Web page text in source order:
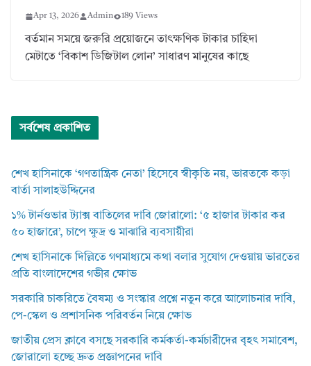
Apr 13, 2026 Admin 189 Views
বর্তমান সময়ে জরুরি প্রয়োজনে তাৎক্ষণিক টাকার চাহিদা
মেটাতে ‘বিকাশ ডিজিটাল লোন’ সাধারণ মানুষের কাছে
সর্বশেষ প্রকাশিত
শেখ হাসিনাকে ‘গণতান্ত্রিক নেতা’ হিসেবে স্বীকৃতি নয়, ভারতকে কড়া
বার্তা সালাহউদ্দিনের
১% টার্নওভার ট্যাক্স বাতিলের দাবি জোরালো: ‘৫ হাজার টাকার কর
৫০ হাজারে’, চাপে ক্ষুদ্র ও মাঝারি ব্যবসায়ীরা
শেখ হাসিনাকে দিল্লিতে গণমাধ্যমে কথা বলার সুযোগ দেওয়ায় ভারতের
প্রতি বাংলাদেশের গভীর ক্ষোভ
সরকারি চাকরিতে বৈষম্য ও সংস্কার প্রশ্নে নতুন করে আলোচনার দাবি,
পে-স্কেল ও প্রশাসনিক পরিবর্তন নিয়ে ক্ষোভ
জাতীয় প্রেস ক্লাবে বসছে সরকারি কর্মকর্তা-কর্মচারীদের বৃহৎ সমাবেশ,
জোরালো হচ্ছে দ্রুত প্রজ্ঞাপনের দাবি